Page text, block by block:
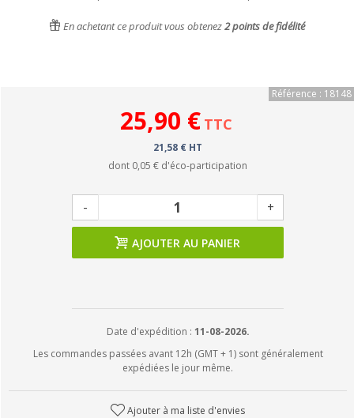
En achetant ce produit vous obtenez2points de fidélité
Référence : 18148
25,90 € TTC
21,58 € HT
dont 0,05 € d'éco-participation
- +
AJOUTER AU PANIER
Date d'expédition : 11-08-2026.
Les commandes passées avant 12h (GMT + 1) sont généralement
expédiées le jour même.
Ajouter à ma liste d'envies